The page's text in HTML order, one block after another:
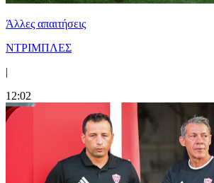
Άλλες απαιτήσεις
ΝΤΡΙΜΠΛΕΣ
|
12:02